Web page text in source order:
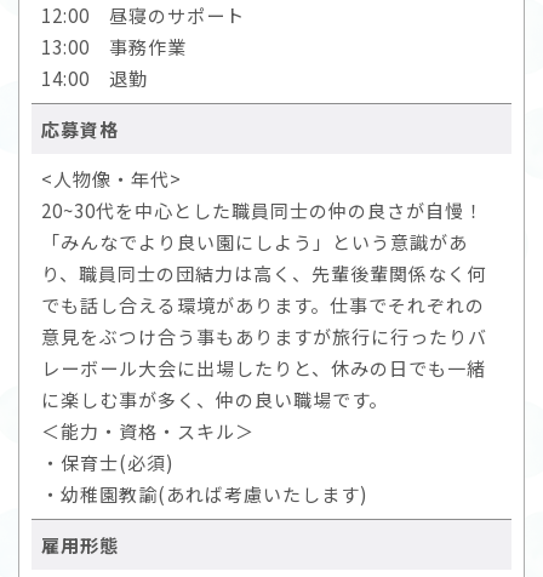
12:00 昼寝のサポート
13:00 事務作業
14:00 退勤
応募資格
<人物像・年代>
20~30代を中心とした職員同士の仲の良さが自慢！
「みんなでより良い園にしよう」という意識があ
り、職員同士の団結力は高く、先輩後輩関係なく何
でも話し合える環境があります。仕事でそれぞれの
意見をぶつけ合う事もありますが旅行に行ったりバ
レーボール大会に出場したりと、休みの日でも一緒
に楽しむ事が多く、仲の良い職場です。
＜能力・資格・スキル＞
・保育士(必須)
・幼稚園教諭(あれば考慮いたします)
雇用形態